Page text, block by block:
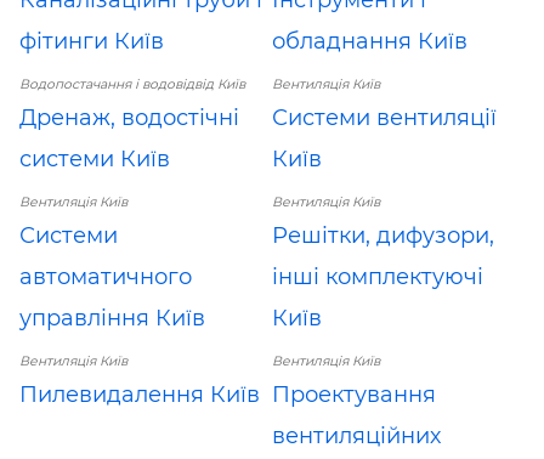
фітинги Київ
обладнання Київ
Водопостачання і водовідвід Київ
Дренаж, водостічні
системи Київ
Вентиляція Київ
Системи вентиляції
Київ
Вентиляція Київ
Системи
автоматичного
управління Київ
Вентиляція Київ
Решітки, дифузори,
інші комплектуючі
Київ
Вентиляція Київ
Пилевидалення Київ
Вентиляція Київ
Проектування
вентиляційних